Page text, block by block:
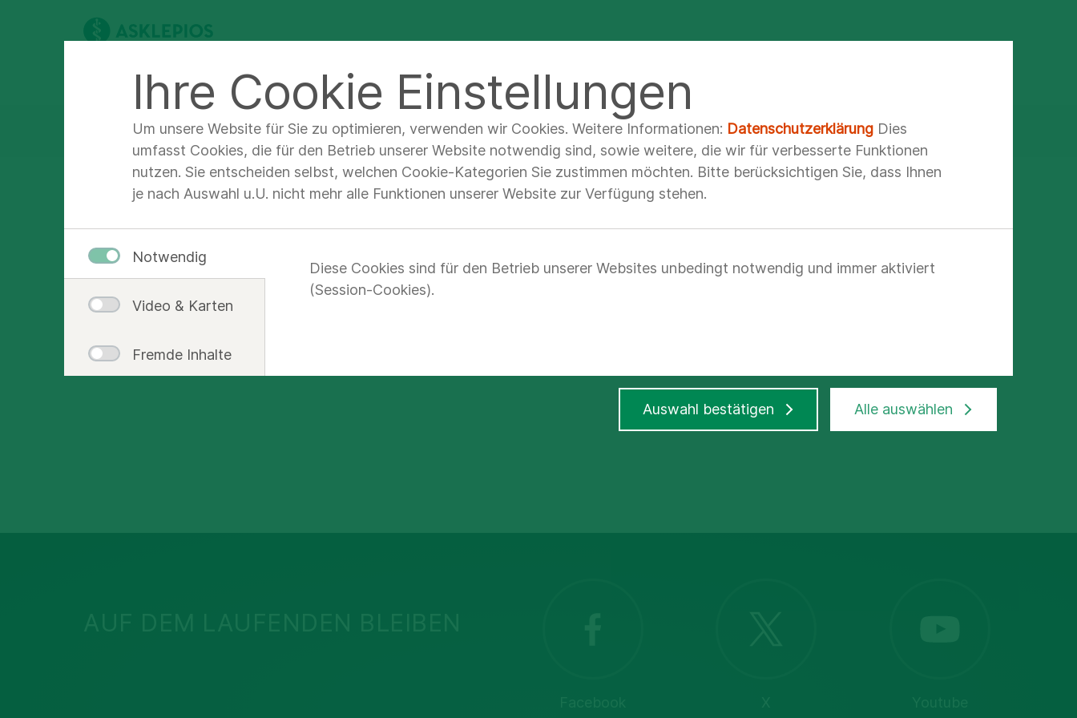
Sprechstundendetails
Seite teilen: teilen tweet
Ihre Cookie Einstellungen
Um unsere Website für Sie zu optimieren, verwenden wir Cookies. Weitere Informationen: Datenschutzerklärung Dies
umfasst Cookies, die für den Betrieb unserer Website notwendig sind, sowie weitere, die wir für verbesserte Funktionen
nutzen. Sie entscheiden selbst, welchen Cookie-Kategorien Sie zustimmen möchten. Bitte berücksichtigen Sie, dass Ihnen
je nach Auswahl u.U. nicht mehr alle Funktionen unserer Website zur Verfügung stehen.
Notwendig
Diese Cookies sind für den Betrieb unserer Websites unbedingt notwendig und immer aktiviert
(Session-Cookies).
Video & Karten
Fremde Inhalte
Alle auswählen
Auswahl bestätigen